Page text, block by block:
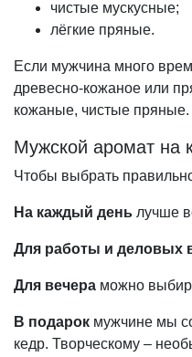
чистые мускусные;
лёгкие пряные.
Если мужчина много
древесно-кожаное или
кожаные, чистые пряные.
Мужской аромат на
Чтобы выбрать
На каждый день лучше
Для работы и деловых
Для вечера можно
В подарок мужчине мы
кедр. Творческому –